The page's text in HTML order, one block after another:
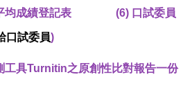
平均成績登記表 (6) 口試委員
口試委員)
工具Turnitin之原創性比對報告一份